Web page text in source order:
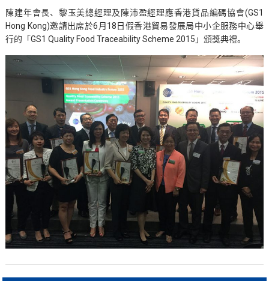
陳建年會長、黎玉美總經理及陳沛盈經理應香港貨品編碼協會(GS1
Hong Kong)邀請出席於6月18日假香港貿易發展局中小企服務中心舉
行的「GS1 Quality Food Traceability Scheme 2015」頒獎典禮。